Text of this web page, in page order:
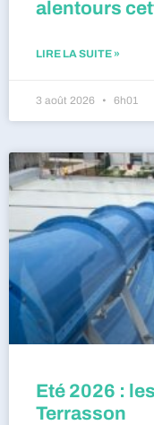
alentours
LIRE LA SUITE »
3 août 2026 6h01
Eté 2026 :
Terrasson